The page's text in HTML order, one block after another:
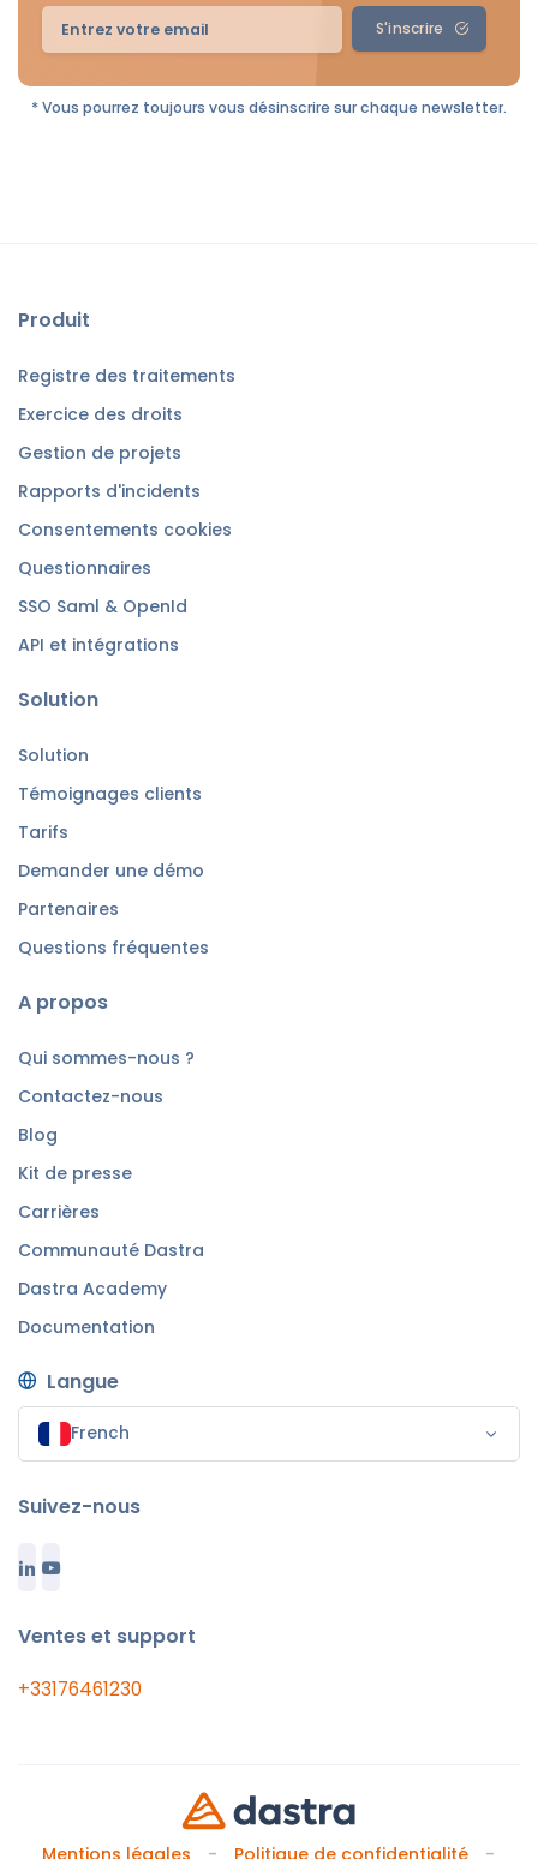
S'inscrire
* Vous pourrez toujours vous désinscrire sur chaque newsletter.
Produit
Registre des traitements
Exercice des droits
Gestion de projets
Rapports d'incidents
Consentements cookies
Questionnaires
SSO Saml & OpenId
API et intégrations
Solution
Solution
Témoignages clients
Tarifs
Demander une démo
Partenaires
Questions fréquentes
A propos
Qui sommes-nous ?
Contactez-nous
Blog
Kit de presse
Carrières
Communauté Dastra
Dastra Academy
Documentation
Langue
French
Suivez-nous
Ventes et support
+33176461230
Mentions légales Politique de confidentialité